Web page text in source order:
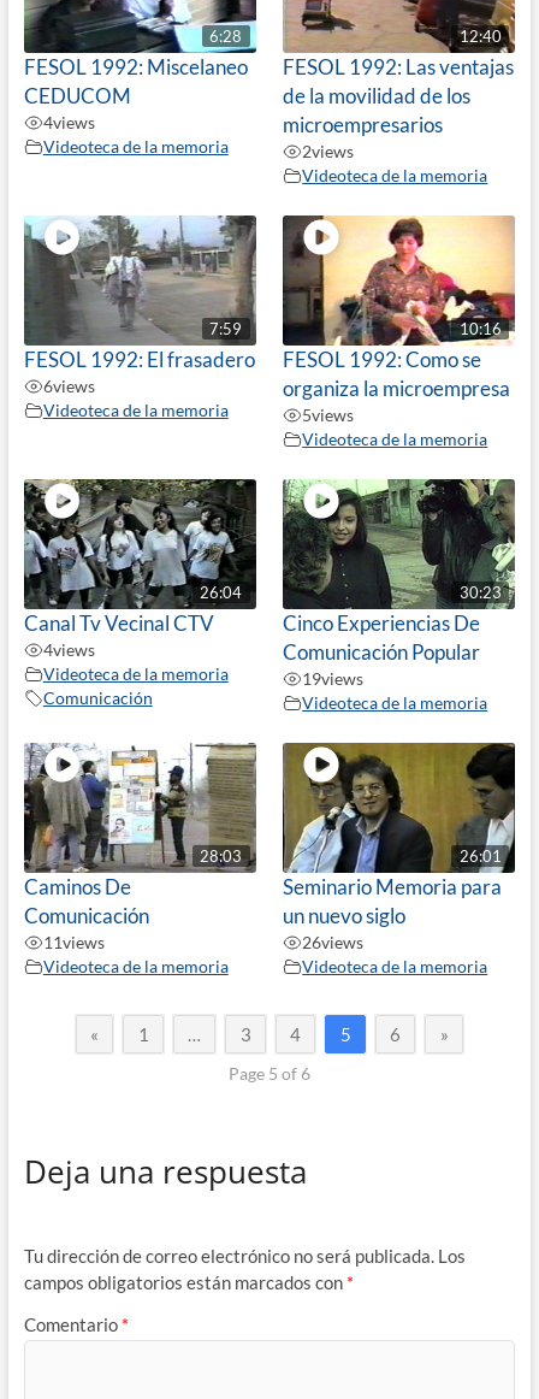
6:28
FESOL 1992: Miscelaneo
CEDUCOM
4views
Videoteca de la memoria
12:40
FESOL 1992: Las ventajas
de la movilidad de los
microempresarios
2views
Videoteca de la memoria
7:59
FESOL 1992: El frasadero
6views
Videoteca de la memoria
10:16
FESOL 1992: Como se
organiza la microempresa
5views
Videoteca de la memoria
26:04
Canal Tv Vecinal CTV
4views
Videoteca de la memoria
Comunicación
30:23
Cinco Experiencias De
Comunicación Popular
19views
Videoteca de la memoria
28:03
Caminos De
Comunicación
11views
Videoteca de la memoria
26:01
Seminario Memoria para
un nuevo siglo
26views
Videoteca de la memoria
« 1 … 3 4 5 6 »
Page 5 of 6
Deja una respuesta
Tu dirección de correo electrónico no será publicada. Los
campos obligatorios están marcados con *
Comentario *